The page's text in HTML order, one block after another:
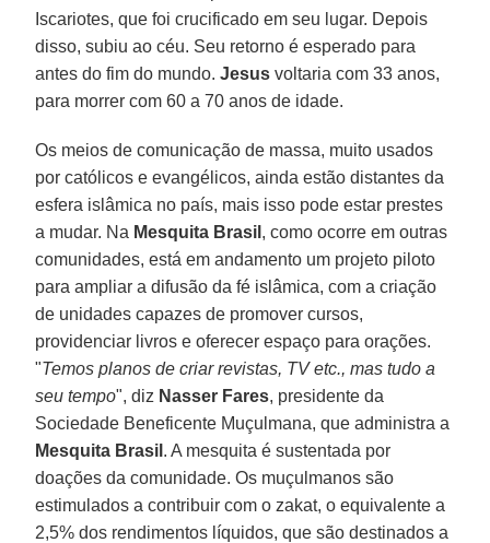
Iscariotes, que foi crucificado em seu lugar. Depois
disso, subiu ao céu. Seu retorno é esperado para
antes do fim do mundo.Jesus voltaria com 33 anos,
para morrer com 60 a 70 anos de idade.
Os meios de comunicação de massa, muito usados
por católicos e evangélicos, ainda estão distantes da
esfera islâmica no país, mais isso pode estar prestes
a mudar. Na Mesquita Brasil , como ocorre em outras
comunidades, está em andamento um projeto piloto
para ampliar a difusão da fé islâmica, com a criação
de unidades capazes de promover cursos,
providenciar livros e oferecer espaço para orações.
"Temos planos de criar revistas, TV etc., mas tudo a
seu tempo", diz Nasser Fares, presidente da
Sociedade Beneficente Muçulmana, que administra a
Mesquita Brasil . A mesquita é sustentada por
doações da comunidade. Os muçulmanos são
estimulados a contribuir com o zakat, o equivalente a
2,5% dos rendimentos líquidos, que são destinados a